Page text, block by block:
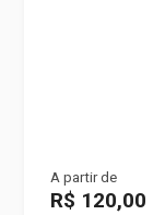
A partir de
R$ 120,00